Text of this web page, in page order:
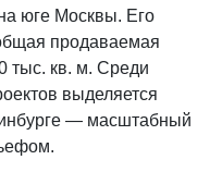
юге Москвы. Его
продаваемая
тыс. кв. м. Среди
выделяется
— масштабный